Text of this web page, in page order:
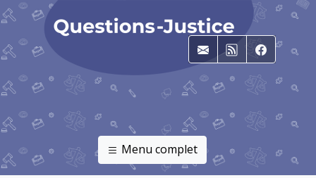
E-mailRSS
Menu complet